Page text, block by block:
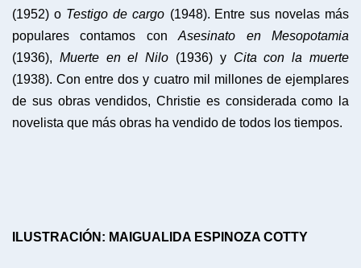
(1952) o Testigo de cargo (1948). Entre sus novelas más
populares contamos conAsesinato en Mesopotamia
(1936), Muerte en el Nilo (1936) y Cita con la muerte
(1938). Con entre dos y cuatro mil millones de ejemplares
de sus obras vendidos, Christie es considerada como la
novelista que más obras ha vendido de todos los tiempos.
ILUSTRACIÓN: MAIGUALIDA ESPINOZA COTTY